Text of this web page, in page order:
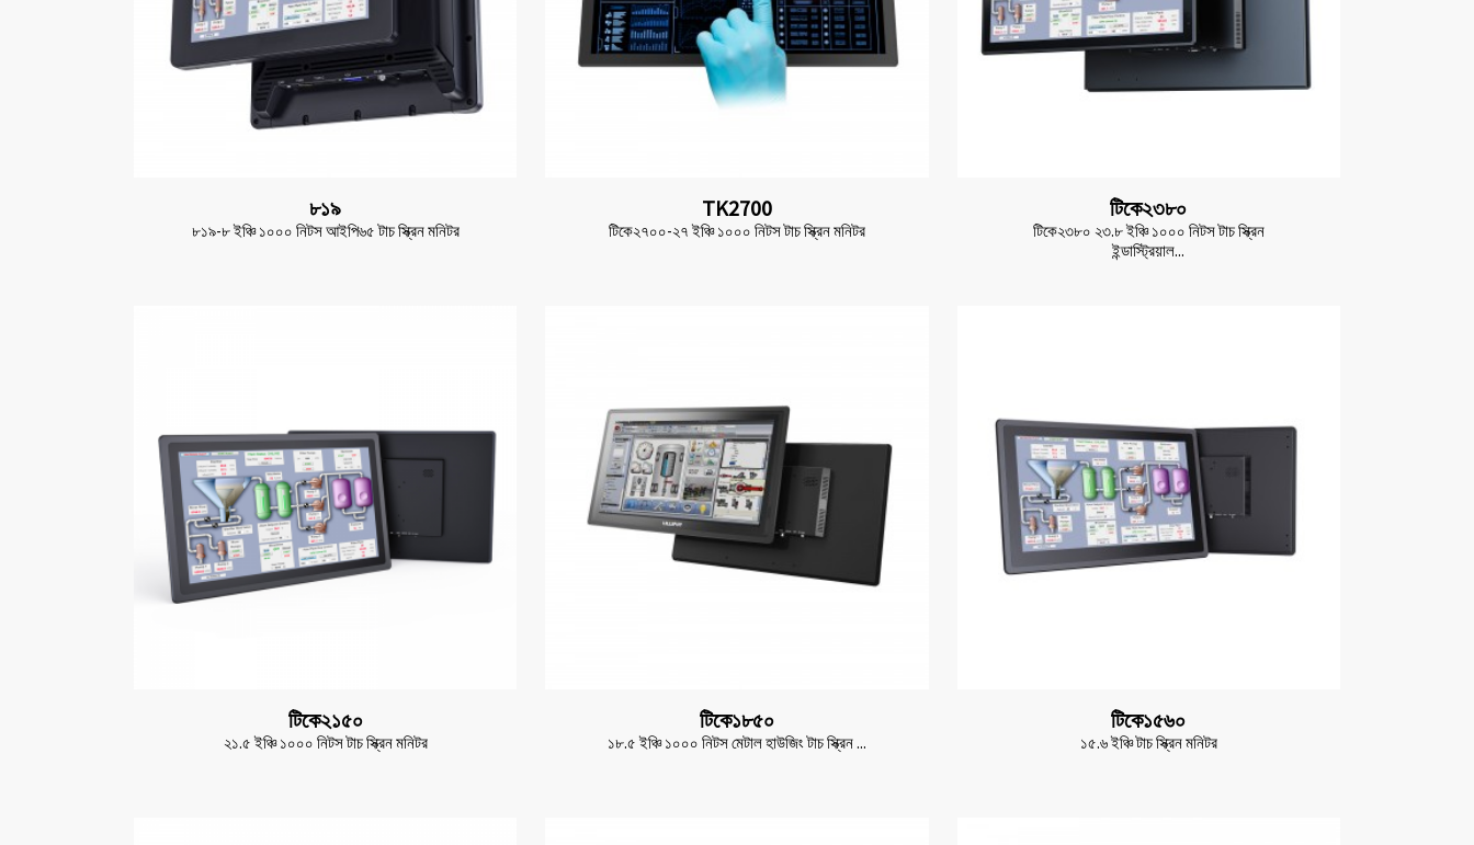
৮১৯
৮১৯-৮ ইঞ্চি ১০০০ নিটস আইপি৬৫ টাচ স্ক্রিন মনিটর
TK2700
টিকে২৭০০-২৭ ইঞ্চি ১০০০ নিটস টাচ স্ক্রিন মনিটর
টিকে২৩৮০
টিকে২৩৮০ ২৩.৮ ইঞ্চি ১০০০ নিটস টাচ স্ক্রিন
ইন্ডাস্ট্রিয়াল...
টিকে২১৫০
২১.৫ ইঞ্চি ১০০০ নিটস টাচ স্ক্রিন মনিটর
টিকে১৮৫০
১৮.৫ ইঞ্চি ১০০০ নিটস মেটাল হাউজিং টাচ স্ক্রিন ...
টিকে১৫৬০
১৫.৬ ইঞ্চি টাচ স্ক্রিন মনিটর